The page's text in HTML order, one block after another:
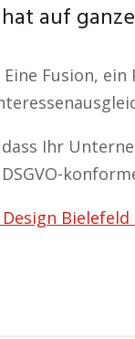
auf
Fusion,
Ihr
Bielefeld